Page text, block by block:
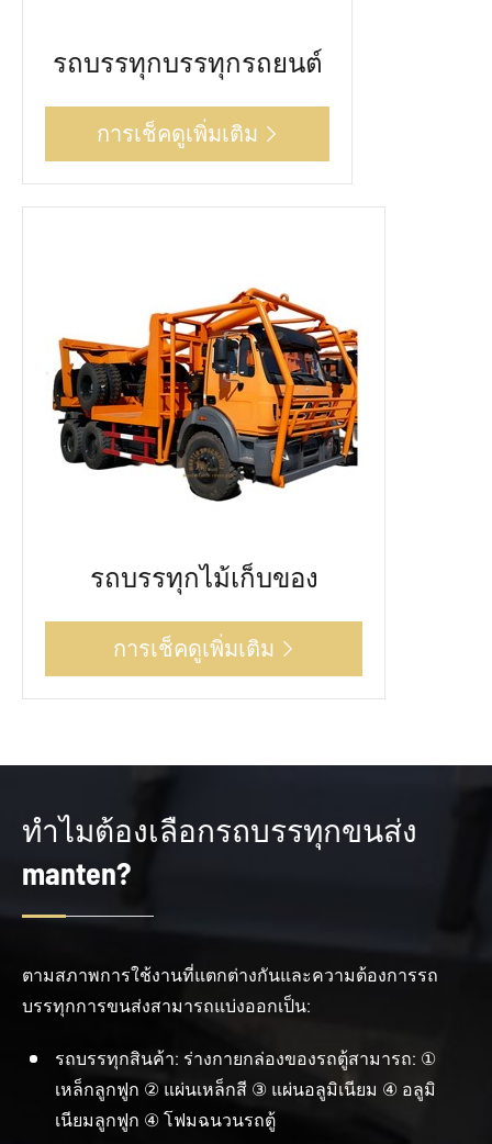
รถบรรทุกบรรทุกรถยนต์
การเช็คดูเพิ่มเติม 
รถบรรทุกไม้เก็บของ
การเช็คดูเพิ่มเติม 
ทำไมต้องเลือกรถบรรทุกขนส่ง
manten?
ตามสภาพการใช้งานที่แตกต่างกันและความต้องการรถ
บรรทุกการขนส่งสามารถแบ่งออกเป็น:
รถบรรทุกสินค้า: ร่างกายกล่องของรถตู้สามารถ: ①
เหล็กลูกฟูก ② แผ่นเหล็กสี ③ แผ่นอลูมิเนียม ④ อลูมิ
เนียมลูกฟูก ④ โฟมฉนวนรถตู้